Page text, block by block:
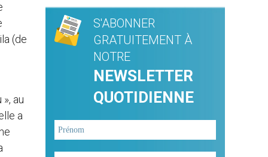
(de
au
a
S'ABONNER
GRATUITEMENT À
NOTRE
NEWSLETTER
QUOTIDIENNE